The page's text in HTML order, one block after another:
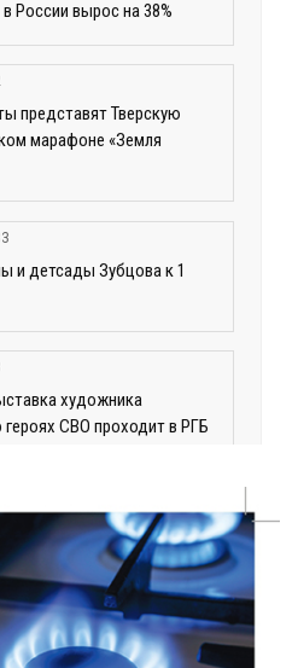
России вырос на 38%
представят Тверскую
марафоне «Земля
и детсады Зубцова к 1
художника
СВО проходит в РГБ
для кормовых